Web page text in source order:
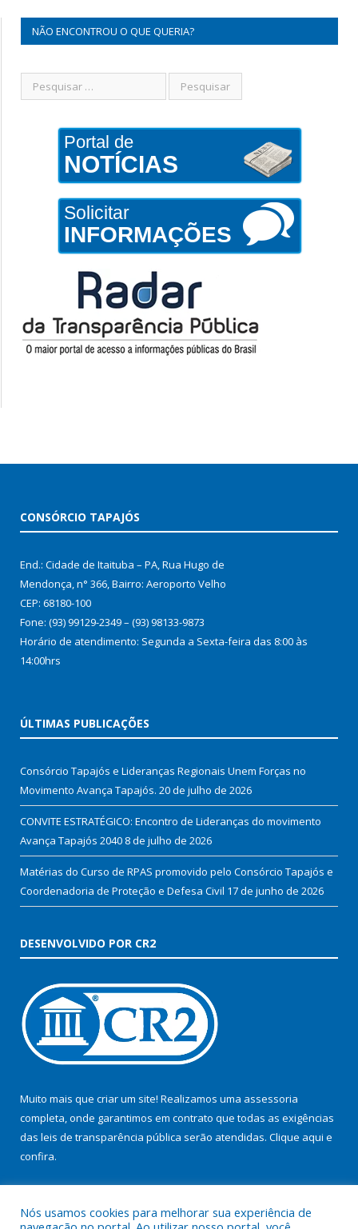
NÃO ENCONTROU O QUE QUERIA?
Portal de
NOTÍCIAS
Solicitar
INFORMAÇÕES
CONSÓRCIO TAPAJÓS
End.: Cidade de Itaituba – PA, Rua Hugo de
Mendonça, n° 366, Bairro: Aeroporto Velho
CEP: 68180-100
Fone: (93) 99129-2349 – (93) 98133-9873
Horário de atendimento: Segunda a Sexta-feira das 8:00 às
14:00hrs
ÚLTIMAS PUBLICAÇÕES
Consórcio Tapajós e Lideranças Regionais Unem Forças no
Movimento Avança Tapajós. 20 de julho de 2026
CONVITE ESTRATÉGICO: Encontro de Lideranças do movimento
Avança Tapajós 2040 8 de julho de 2026
Matérias do Curso de RPAS promovido pelo Consórcio Tapajós e
Coordenadoria de Proteção e Defesa Civil 17 de junho de 2026
DESENVOLVIDO POR CR2
Muito mais que criar um site! Realizamos uma assessoria
completa, onde garantimos em contrato que todas as exigências
das leis de transparência pública serão atendidas. Clique aqui e
confira.
Nós usamos cookies para melhorar sua experiência de